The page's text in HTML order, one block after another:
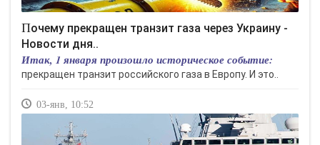
Почему прекращен транзит газа через Украину -
Новости дня..
Итак, 1 января произошло историческое событие:
прекращен транзит российского газа в Европу. И это..
03-янв, 10:52